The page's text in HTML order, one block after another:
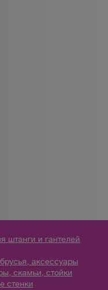
штанги и гантелей
аксессуары
скамьи, стойки
стенки